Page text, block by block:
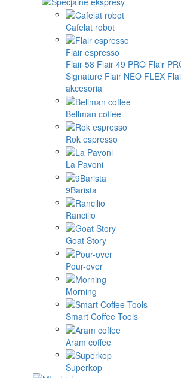
Cafelat robot
Flair espresso
Flair 58 Flair 49 PRO Flair
Signature Flair NEO FLEX
akcesoria
Bellman coffee
Rok espresso
La Pavoni
9Barista
Rancilio
Goat Story
Pour-over
Morning
Smart Coffee Tools
Aram coffee
Superkop